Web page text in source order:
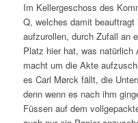
Im Kellergeschoss des
Q, welches damit
aufzurollen, durch Zufall an
Platz hier hat, was natürlich
macht um die Akte
es Carl Mørck fällt, die
denn wenn es nach ihm
Füssen auf dem